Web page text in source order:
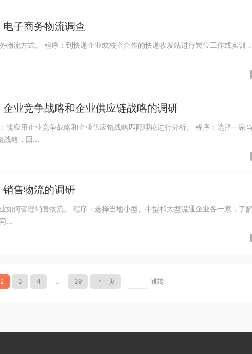
子商务物流调查
业竞争战略和企业供应链战略的调研
能应用企业竞争战略和企业供应链战略匹配理论进行分析。 程序：选择一家
战略，回...
售物流的调研
如何管理销售物流。 程序：选择当地小型、中型和大型流通企业各一家，了
回答以下几个问题： 不同...
2 3 4 ... 39 下一页 跳转